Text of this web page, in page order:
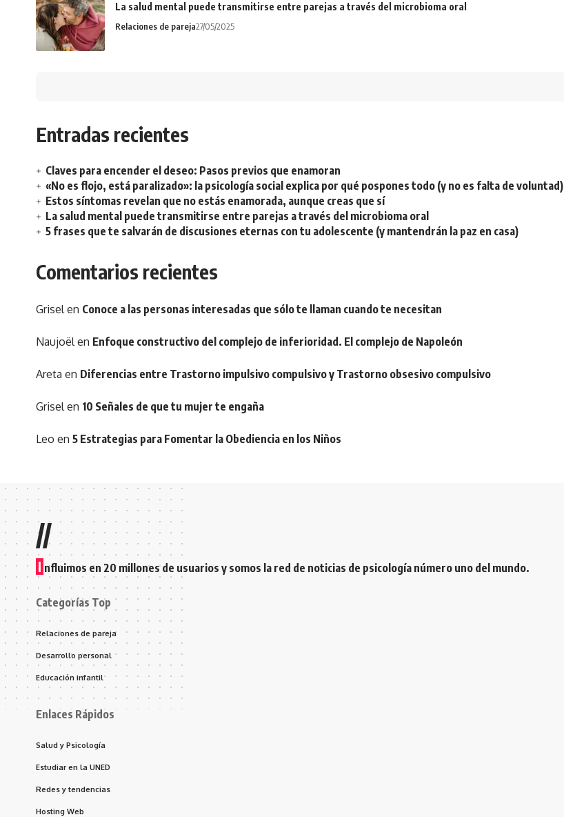
La salud mental puede transmitirse entre parejas a través del microbioma oral
Relaciones de pareja27/05/2025
Entradas recientes
Claves para encender el deseo: Pasos previos que enamoran
«No es flojo, está paralizado»: la psicología social explica por qué pospones todo (y no es falta de voluntad)
Estos síntomas revelan que no estás enamorada, aunque creas que sí
La salud mental puede transmitirse entre parejas a través del microbioma oral
5 frases que te salvarán de discusiones eternas con tu adolescente (y mantendrán la paz en casa)
Comentarios recientes
Griselen Conoce a las personas interesadas que sólo te llaman cuando te necesitan
Naujoëlen Enfoque constructivo del complejo de inferioridad. El complejo de Napoleón
Areta en Diferencias entre Trastorno impulsivo compulsivo y Trastorno obsesivo compulsivo
Griselen 10 Señales de que tu mujer te engaña
Leo en 5 Estrategias para Fomentar la Obediencia en los Niños
//
I nfluimos en 20 millones de usuarios y somos la red de noticias de psicología número uno del mundo.
Categorías Top
Relaciones de pareja
Desarrollo personal
Educación infantil
Enlaces Rápidos
Salud y Psicología
Estudiar en la UNED
Redes y tendencias
Hosting Web